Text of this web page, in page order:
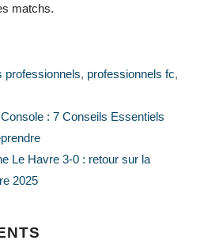
matchs.
professionnels, professionnels fc,
: 7 Conseils Essentiels
Le Havre 3-0 : retour sur la
2025